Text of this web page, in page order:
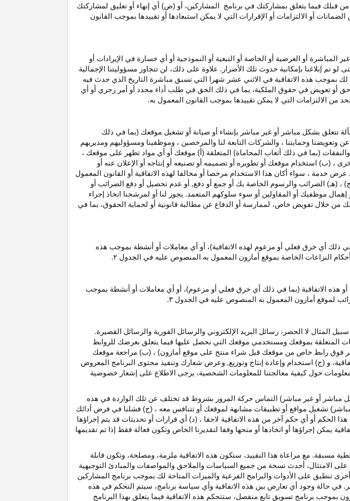
قبلك فيما يتعلق بمشاركتك في برنامج المشاركين، أو (ض) أي إنهاء أو تعليق لمشاركتك
الضمانات أو الالتزامات أو الإقرارات التي لا يمكن استبعادها أو تقييدها بموجب القانون
المباشرة أو العرضية أو الخاصة أو التبعية أو النموذجية أو أي خسارة في الإيرادات أو
لو تم إبلاغنا بإمكانية حدوث تلك الأضرار. علاوة على ذلك، لن تتجاوز مسؤوليتنا الإجمالية
بموجب هذه الاتفاقية في الاثني عشر شهرا التي تسبق مباشرة التاريخ الذي حدث فيه
أو تعويض في حقوق الملكية، بما في ذلك الحق في طلب أداء محدد أو أمر زجري أو أي
الالتزامات التي لا يمكن تقييدها بموجب القانون المعمول به.
تتعلق بشكل مباشر أو غير مباشر بإنشاء أو صيانة أو تشغيل موقعك (بما في ذلك
وحمايتنا ، والشركات التابعة لنا والمرخصين ، وموظفينا ومسؤوليهم ومديريهم
(بما في ذلك أتعاب المحاماة) المتعلقة (أ) موقعك أو أي مواد تظهر على موقعك ،
(ب) استخدام موقعك أو تطويره أو تصميمه أو تصنيعه أو إنتاجه أو الإعلان عنه أو
خدمة ، سواء أكان هذا الاستخدام مرخصا أو مخالفا لهذه الاتفاقية أو القانون المعمول
، (هـ) الضرائب والرسوم الخاصة بك أو جمع أو دفع, أو عدم تحصيل أو دفع الضرائب أو
موظفيك أو المقاولين أو سوء سلوكهم المتعمد. يجوز لنا أو لمرشحنا اتخاذ إجراء
من خلال تفويض خاص، لممارسة أو الدفاع عن مطالبة قانونية أو لحماية الحقوق، بما في
في ذلك أي خرق فعلي أو مزعوم لهذه الاتفاقية)، أو أي معاملات أو أنشطة بموجب هذه
وأحكام النزاعات الخاصة بموقع أمازون المعمول به المنصوص عليه في الجدول ۲.
هذه الاتفاقية (بما في ذلك أي خرق فعلي أو مزعوم)، أو أي معاملات أو أنشطة بموجب
لموقع أمازون المعمول به المنصوص عليه في الجدول ۳.
المثال لا الحصر، رسائل البريد الإلكتروني والرسائل الفورية والرسائل القصيرة.
المتعلقة بموقعك ومستخدمي موقعك التي نحصل عليها فيما يتعلق بعرضك للروابط
فوق رابط خاص من موقعك قبل شراء منتج على موقع أمازون) ، (ب) مراجعة موقعك
و (ج) استخدام وإعادة إنتاج وتوزيع, وعرض شعارك وتنفيذ محتوى البرنامج المعروض
حول كيفية معالجتنا للمعلومات الشخصية، يرجى الاطلاع على إشعار خصوصية
مباشر أو غير مباشر) التماس حركة المرور بشروط قد تختلف عن تلك الواردة في هذه
مباشر) تشغيل مواقع أو تطبيقات مشابهة لموقعك أو تتنافس معه ، (ج) فشلنا في فرض أدائك
الحكم أو أي حكم آخر من هذه الاتفاقية لاحقا ، (د) أي قرارات أو تحديثات قد يتم إجراؤها
يمكن إجراؤها أو اتخاذها أو منحها وفقا لتقديرنا الخاص وتكون فعالة فقط إذا تم تقديمها
مسبقة. مع مراعاة هذا التقييد، ستكون هذه الاتفاقية ملزمة، ومصلحة، وتكون قابلة
على الامتثال، أحدث نسخة من جميع السياسات والملاحق والمواصفات والمبادئ التوجيهية
تنطبق على الأدوات والبرامج الفرعية والميزات المتاحة لك بموجب برنامج المشاركين
في حالة وجود أي تعارض بين هذه الاتفاقية وأي سياسة برنامج، سيتم التحكم في هذه
بموجب برنامج تسويق تابع منفصل، ستتحكم هذه الاتفاقية فيما يتعلق بهذا البرنامج